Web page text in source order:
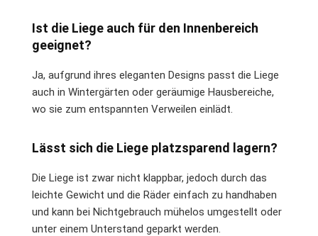
Ist die Liege auch für den Innenbereich
geeignet?
Ja, aufgrund ihres eleganten Designs passt die Liege
auch in Wintergärten oder geräumige Hausbereiche,
wo sie zum entspannten Verweilen einlädt.
Lässt sich die Liege platzsparend lagern?
Die Liege ist zwar nicht klappbar, jedoch durch das
leichte Gewicht und die Räder einfach zu handhaben
und kann bei Nichtgebrauch mühelos umgestellt oder
unter einem Unterstand geparkt werden.